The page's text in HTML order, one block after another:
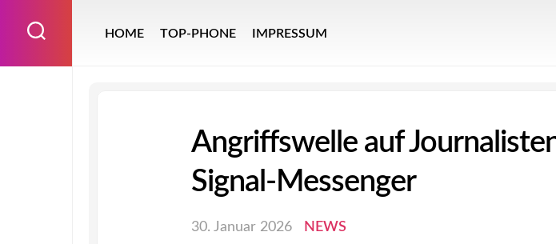
HOME TOP-PHONE IMPRESSUM
Angriffswelle auf
Signal-Messenger
30. Januar 2026 NEWS